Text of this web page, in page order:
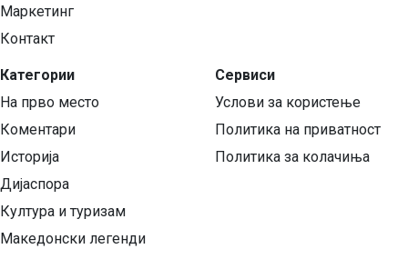
Маркетинг
Контакт
Категории
На прво место
Коментари
Историја
Дијаспора
Култура и туризам
Македонски легенди
Сервиси
Услови за користење
Политика на приватност
Политика за колачиња